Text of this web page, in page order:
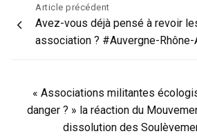
Navigation
de
l’article
Article précédent
Avez-vous déjà pensé à revoir
association ? #Auvergne-
« Associations militantes
danger ? » la réaction du
dissolution des